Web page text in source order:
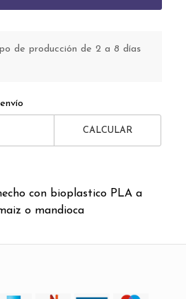
de producción de 2 a 8 días
CALCULAR
con bioplastico PLA a
o mandioca